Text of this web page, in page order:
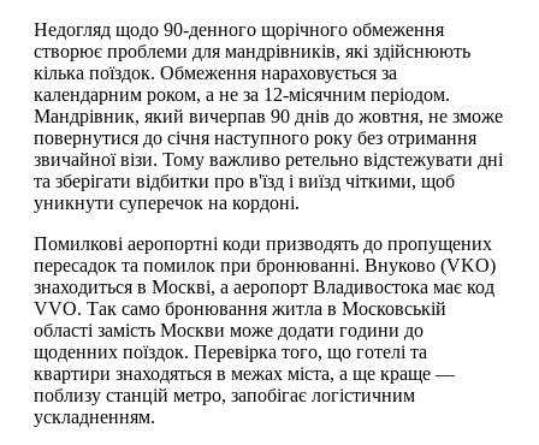
Недогляд щодо 90-денного щорічного обмеження
створює проблеми для мандрівників, які здійснюють
кілька поїздок. Обмеження нараховується за
календарним роком, а не за 12-місячним періодом.
Мандрівник, який вичерпав 90 днів до жовтня, не зможе
повернутися до січня наступного року без отримання
звичайної візи. Тому важливо ретельно відстежувати дні
та зберігати відбитки про в'їзд і виїзд чіткими, щоб
уникнути суперечок на кордоні.
Помилкові аеропортні коди призводять до пропущених
пересадок та помилок при бронюванні. Внуково (VKO)
знаходиться в Москві, а аеропорт Владивостока має код
VVO. Так само бронювання житла в Московській
області замість Москви може додати години до
щоденних поїздок. Перевірка того, що готелі та
квартири знаходяться в межах міста, а ще краще —
поблизу станцій метро, запобігає логістичним
ускладненням.